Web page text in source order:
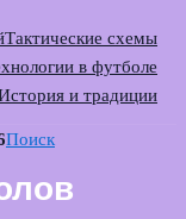
Тактические схемы
в футболе
и традиции
Поиск